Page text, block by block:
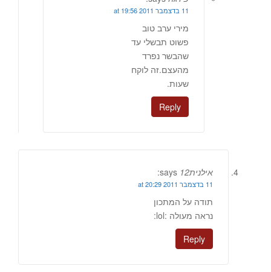
11 בדצמבר 2011 at 19:56
מירי ערב טוב
פשוט תבשלי עד
שהבשר נפרד
מהעצם.זה לוקח
שעות.
Reply
אילנית12 says:
11 בדצמבר 2011 at 20:29
תודה על המתכון
נראה מעולה :lol:
Reply